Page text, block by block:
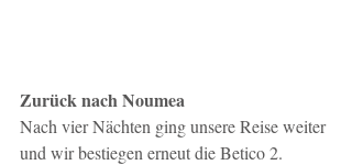
Zurück nach Noumea
Nach vier Nächten ging unsere Reise weiter
und wir bestiegen erneut die Betico 2.